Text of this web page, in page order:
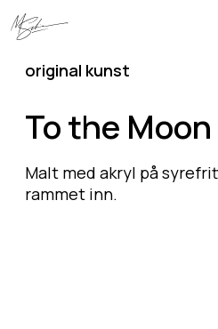
original kunst
To the Moon
Malt med akryl på
rammet inn.